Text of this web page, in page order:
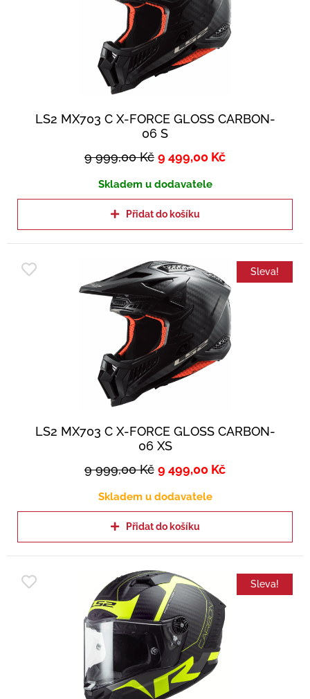
LS2 MX703 C X-FORCE GLOSS CARBON-
06 S
9 999,00Kč 9 499,00 Kč
Skladem u dodavatele
Přidat do košíku
Sleva!
LS2 MX703 C X-FORCE GLOSS CARBON-
06 XS
9 999,00Kč 9 499,00 Kč
Skladem u dodavatele
Přidat do košíku
Sleva!